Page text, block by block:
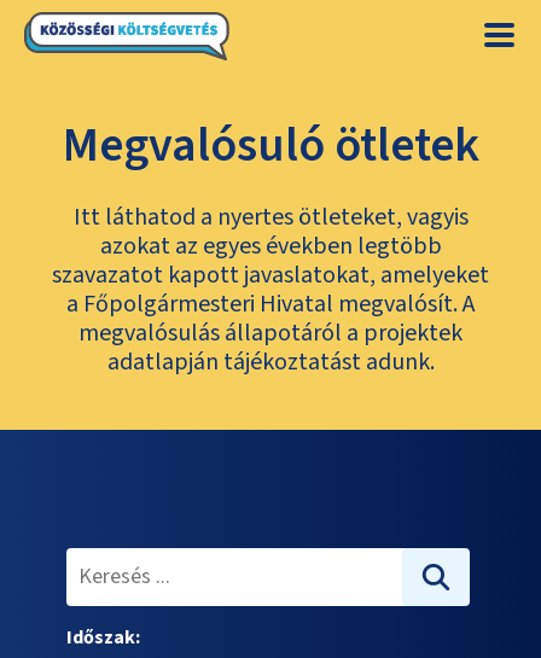
Megvalósuló ötletek
Itt láthatod a nyertes ötleteket, vagyis
azokat az egyes években legtöbb
szavazatot kapott javaslatokat, amelyeket
a Főpolgármesteri Hivatal megvalósít. A
megvalósulás állapotáról a projektek
adatlapján tájékoztatást adunk.
Időszak: